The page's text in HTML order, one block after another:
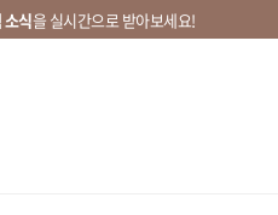
식을 실시간으로 받아보세요!